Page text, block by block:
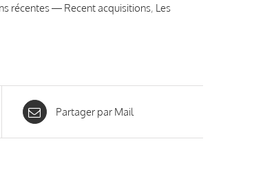
récentes — Recent acquisitions, Les
Partager par Mail